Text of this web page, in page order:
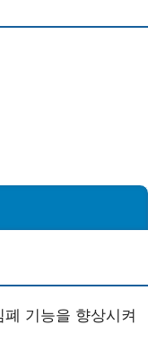
기능을 향상시켜